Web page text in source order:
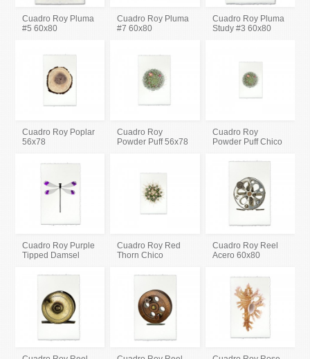
Cuadro Roy Pluma
#5 60x80
Cuadro Roy Pluma
#7 60x80
Cuadro Roy Pluma
Study #3 60x80
Cuadro Roy Poplar
56x78
Cuadro Roy
Powder Puff 56x78
Cuadro Roy
Powder Puff Chico
Cuadro Roy Purple
Tipped Damsel
Cuadro Roy Red
Thorn Chico
Cuadro Roy Reel
Acero 60x80